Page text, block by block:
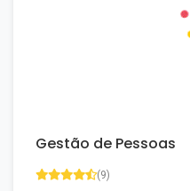
Gestão de Pessoas
(9)